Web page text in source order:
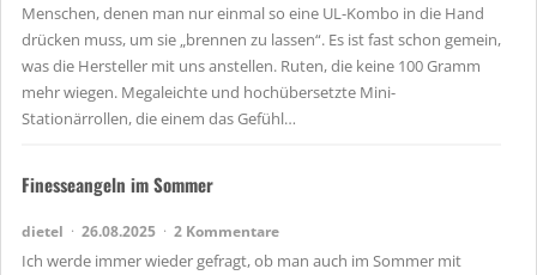
Menschen, denen man nur einmal so eine UL-Kombo in die Hand
drücken muss, um sie „brennen zu lassen“. Es ist fast schon gemein,
was die Hersteller mit uns anstellen. Ruten, die keine 100 Gramm
mehr wiegen. Megaleichte und hochübersetzte Mini-
Stationärrollen, die einem das Gefühl…
Finesseangeln im Sommer
dietel 26.08.2025 2 Kommentare
Ich werde immer wieder gefragt, ob man auch im Sommer mit